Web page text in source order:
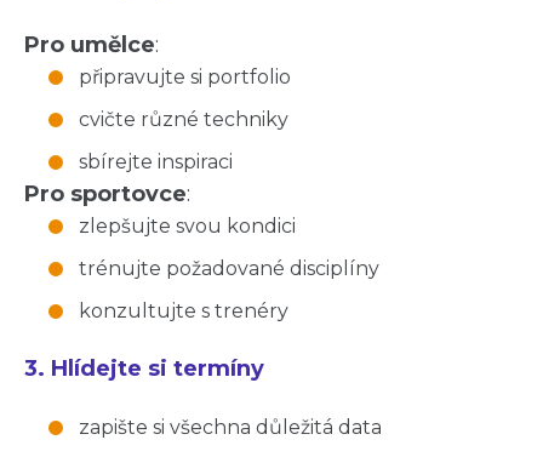
Pro umělce:
připravujte si portfolio
cvičte různé techniky
sbírejte inspiraci
Pro sportovce:
zlepšujte svou kondici
trénujte požadované disciplíny
konzultujte s trenéry
3. Hlídejte si termíny
zapište si všechna důležitá data